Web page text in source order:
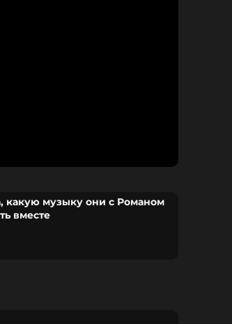
какую музыку они с Романом
вместе